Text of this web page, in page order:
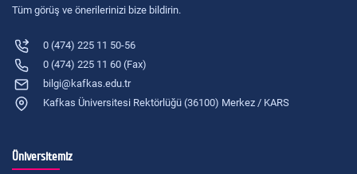
Tüm görüş ve önerilerinizi bize bildirin.
0 (474) 225 11 50-56
0 (474) 225 11 60 (Fax)
bilgi@kafkas.edu.tr
Kafkas Üniversitesi Rektörlüğü (36100) Merkez / KARS
Üniversitemiz